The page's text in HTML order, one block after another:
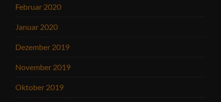
Februar 2020
Januar 2020
Dezember 2019
November 2019
Oktober 2019